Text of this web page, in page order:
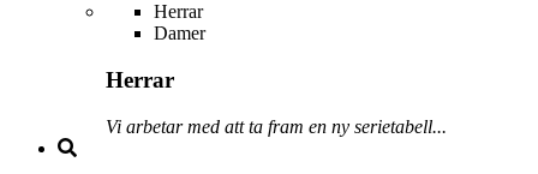
Herrar
Damer
Herrar
Vi arbetar med att ta fram en ny serietabell...